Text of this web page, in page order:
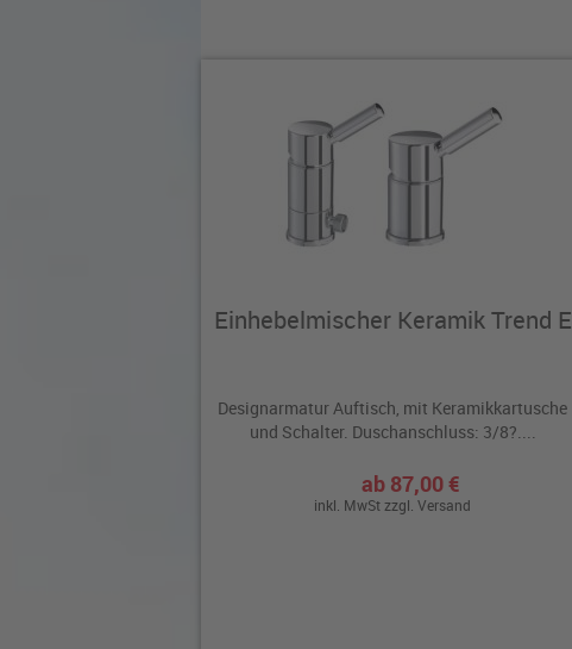
Einhebelmischer Keramik Trend E
Designarmatur Auftisch, mit Keramikkartusche
und Schalter. Duschanschluss: 3/8?....
ab 87,00 €
inkl. MwSt zzgl.Versand